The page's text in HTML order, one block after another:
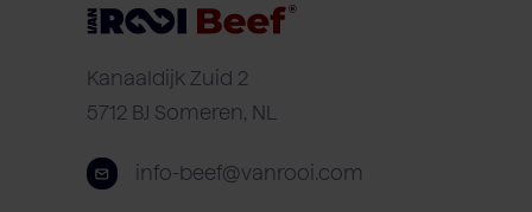
Kanaaldijk Zuid 2
5712 BJ Someren, NL
info-beef@vanrooi.com